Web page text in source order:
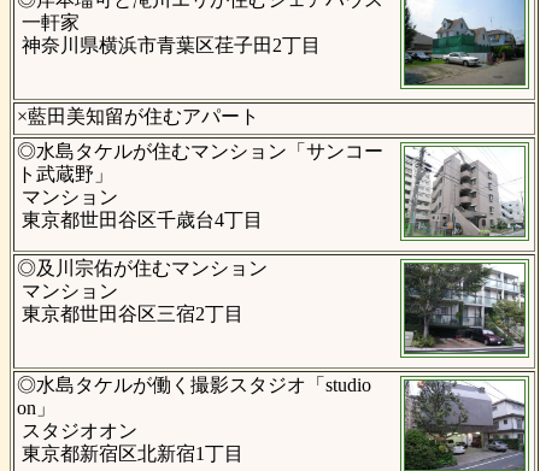
一軒家
神奈川県横浜市青葉区荏子田2丁目
×藍田美知留が住むアパート
◎水島タケルが住むマンション「サンコー
ト武蔵野」
マンション
東京都世田谷区千歳台4丁目
◎及川宗佑が住むマンション
マンション
東京都世田谷区三宿2丁目
◎水島タケルが働く撮影スタジオ「studio
on」
スタジオオン
東京都新宿区北新宿1丁目